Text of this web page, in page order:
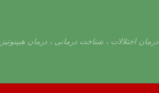
اختلالات ، شناخت درمانی ، درمان